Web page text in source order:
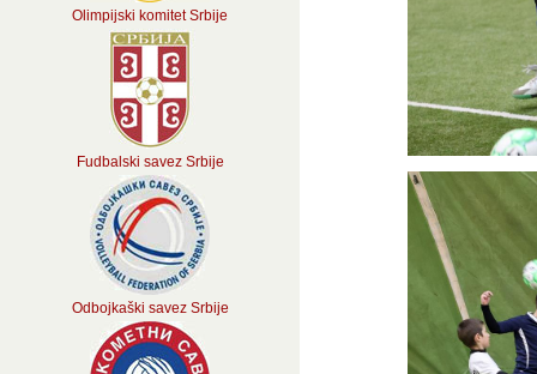
Olimpijski komitet Srbije
Fudbalski savez Srbije
Odbojkaški savez Srbije